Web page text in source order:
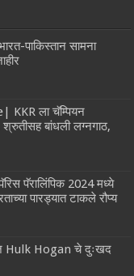
पाकिस्तान सामना
ला चॅम्पियन
बांधली लग्नगाठ,
पॅरालिंपिक 2024 मध्ये
पारड्यात टाकले रौप्य
Hulk Hogan चे दुःखद